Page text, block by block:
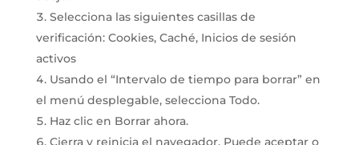
Selecciona las siguientes casillas de
verificación: Cookies, Caché, Inicios de sesión
activos
Usando el “Intervalo de tiempo para borrar” en
el menú desplegable, selecciona Todo.
Haz clic en Borrar ahora.
Cierra y reinicia el navegador. Puede aceptar o